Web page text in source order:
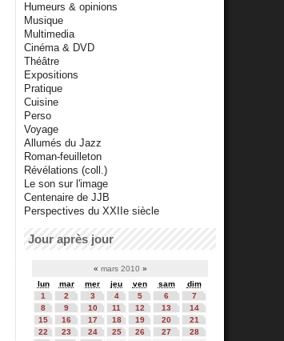
Humeurs & opinions
Musique
Multimedia
Cinéma & DVD
Théâtre
Expositions
Pratique
Cuisine
Perso
Voyage
Allumés du Jazz
Roman-feuilleton
Révélations (coll.)
Le son sur l'image
Centenaire de JJB
Perspectives du XXIIe siècle
Jour après jour
« mars 2010 »
lun
mar mer jeu ven sam
dim
1
2 3 4 5 6
7
8
9 10 11 12 13
14
15
16 17 18 19 20
21
22
23 24 25 26 27
28